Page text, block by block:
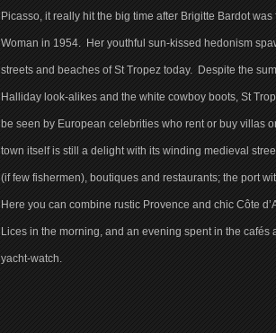
Picasso, it really hit the big time after Brigitte Bardot
Woman in 1954. Her youthful sun-kissed hedonism
streets and beaches of St Tropez today. Despite the
Halliday look-alikes and the white cowboy boots, St
be seen by European celebrities who rent or buy villas
town itself is still a delight with its winding medieval
(if few fishermen), boutiques and restaurants; the port
Here you can combine rustic Provence and chic Côte
Lices in the morning, and an evening spent in the
yacht-watch.